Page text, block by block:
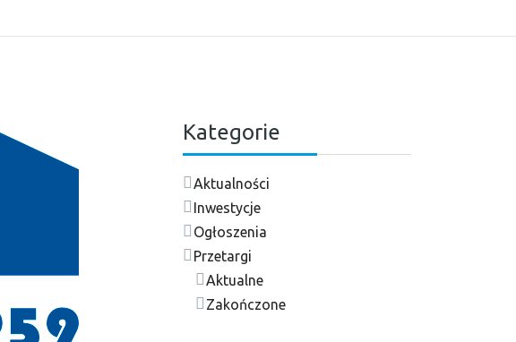
Kategorie
Aktualności
Inwestycje
Ogłoszenia
Przetargi
Aktualne
Zakończone